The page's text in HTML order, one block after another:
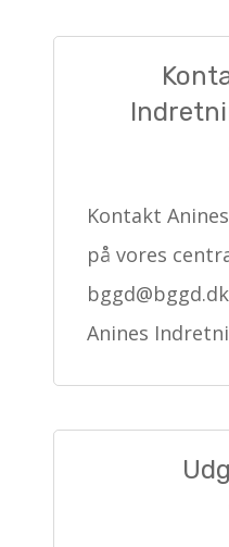
Kontakt
på vores
bggd@bggd.dk
Anines